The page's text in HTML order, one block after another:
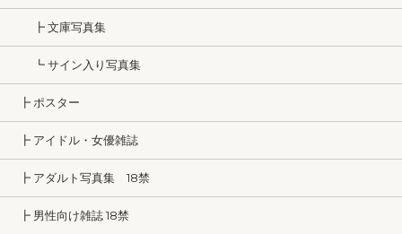
┣ 文庫写真集
┗ サイン入り写真集
┣ ポスター
┣ アイドル・女優雑誌
┣ アダルト写真集 18禁
┣ 男性向け雑誌 18禁